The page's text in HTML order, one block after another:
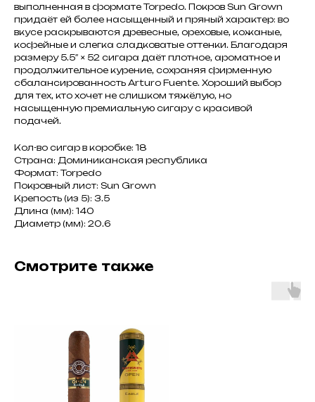
выполненная в формате Torpedo. Покров Sun Grown
придаёт ей более насыщенный и пряный характер: во
вкусе раскрываются древесные, ореховые, кожаные,
кофейные и слегка сладковатые оттенки. Благодаря
размеру 5.5″ × 52 сигара даёт плотное, ароматное и
продолжительное курение, сохраняя фирменную
сбалансированность Arturo Fuente. Хороший выбор
для тех, кто хочет не слишком тяжёлую, но
насыщенную премиальную сигару с красивой
подачей.
Кол-во сигар в коробке: 18
Страна: Доминиканская республика
Формат: Torpedo
Покровный лист: Sun Grown
Крепость (из 5): 3.5
Длина (мм): 140
Диаметр (мм): 20.6
Смотрите также